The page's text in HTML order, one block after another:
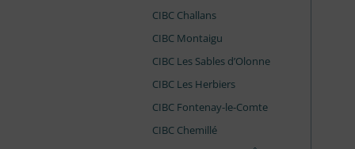
CIBC Challans
CIBC Montaigu
CIBC Les Sables d’Olonne
CIBC Les Herbiers
CIBC Fontenay-le-Comte
CIBC Chemillé